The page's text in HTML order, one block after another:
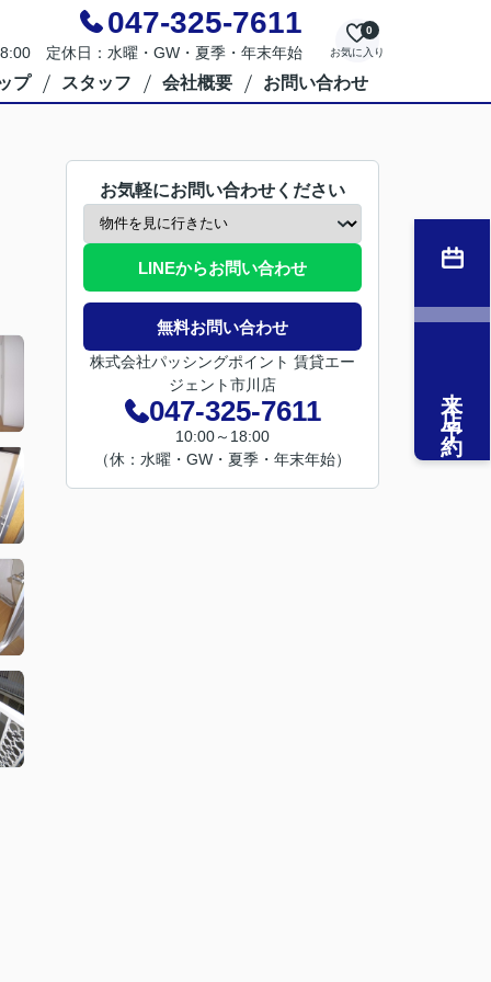
047-325-7611
定休日：水曜・GW・夏季・年末年始 お気に入り
0
プ スタッフ 会社概要 お問い合わせ
お気軽にお問い合わせください
LINEからお問い合わせ
無料お問い合わせ
株式会社パッシングポイント 賃貸エー
ジェント市川店
047-325-7611
10:00～18:00
（休：水曜・GW・夏季・年末年始）
来店予約